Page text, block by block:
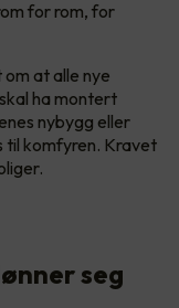
for rom, for
at alle nye
ha montert
nybygg eller
til komfyren. Kravet
seg